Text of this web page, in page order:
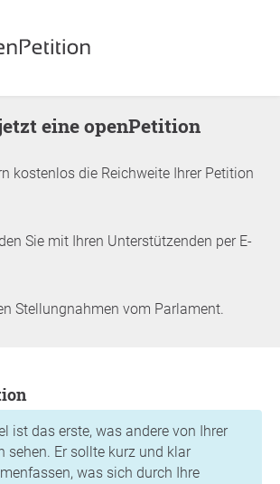
jetzt eine openPetition
kostenlos die Reichweite Ihrer Petition
Sie mit Ihren Unterstützenden per E-
Stellungnahmen vom Parlament.
ist das erste, was andere von Ihrer
sehen. Er sollte kurz und klar
was sich durch Ihre